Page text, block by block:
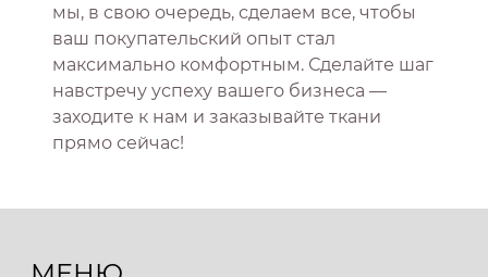
мы, в свою очередь, сделаем все, чтобы
ваш покупательский опыт стал
максимально комфортным. Сделайте шаг
навстречу успеху вашего бизнеса —
заходите к нам и заказывайте ткани
прямо сейчас!